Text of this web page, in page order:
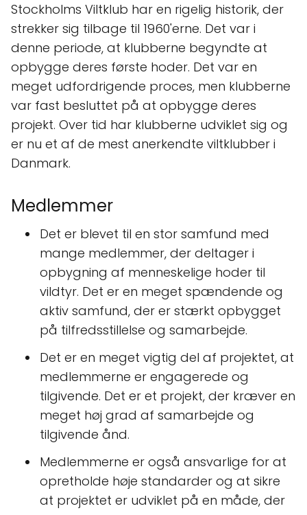
Stockholms Viltklub har en rigelig historik, der
strekker sig tilbage til 1960'erne. Det var i
denne periode, at klubberne begyndte at
opbygge deres første hoder. Det var en
meget udfordrigende proces, men klubberne
var fast besluttet på at opbygge deres
projekt. Over tid har klubberne udviklet sig og
er nu et af de mest anerkendte viltklubber i
Danmark.
Medlemmer
Det er blevet til en stor samfund med
mange medlemmer, der deltager i
opbygning af menneskelige hoder til
vildtyr. Det er en meget spændende og
aktiv samfund, der er stærkt opbygget
på tilfredsstillelse og samarbejde.
Det er en meget vigtig del af projektet, at
medlemmerne er engagerede og
tilgivende. Det er et projekt, der kræver en
meget høj grad af samarbejde og
tilgivende ånd.
Medlemmerne er også ansvarlige for at
opretholde høje standarder og at sikre
at projektet er udviklet på en måde, der